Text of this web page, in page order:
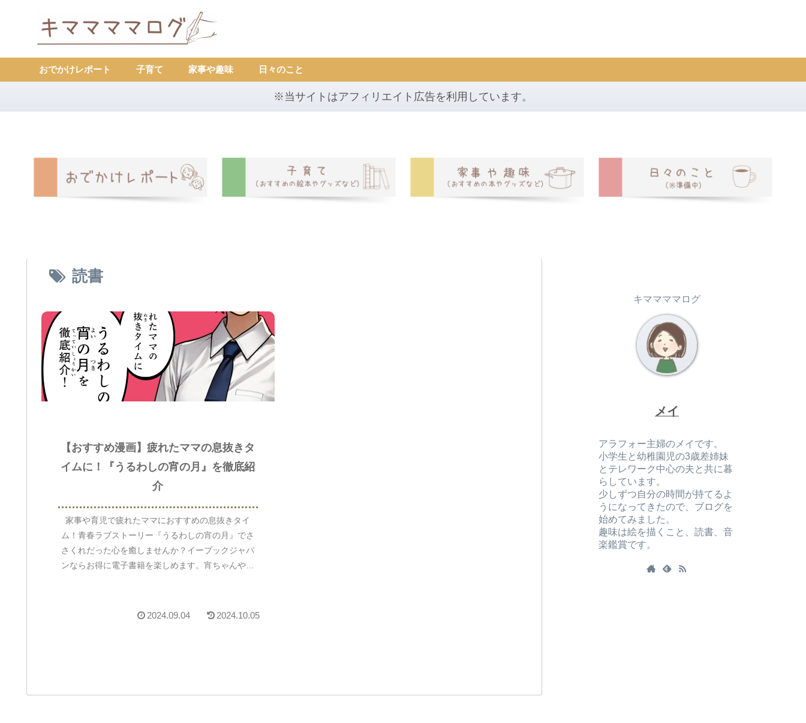
おでかけレポート 子育て 家事や趣味 日々のこと
※当サイトはアフィリエイト広告を利用しています。
読書
【おすすめ漫画】疲れたママの息抜きタ
イムに！『うるわしの宵の月』を徹底紹
介
家事や育児で疲れたママにおすすめの息抜きタイ
ム！青春ラブストーリー『うるわしの宵の月』でさ
さくれだった心を癒しませんか？イーブックジャパ
ンならお得に電子書籍を楽しめます。宵ちゃんや市
2024.09.04 2024.10.05
キママママログ
メイ
アラフォー主婦のメイです。
小学生と幼稚園児の3歳差姉妹
とテレワーク中心の夫と共に暮
らしています。
少しずつ自分の時間が持てるよ
うになってきたので、ブログを
始めてみました。
趣味は絵を描くこと、読書、音
楽鑑賞です。